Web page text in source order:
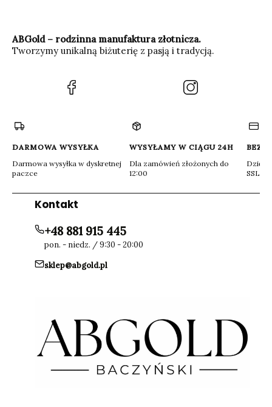
ABGold – rodzinna manufaktura złotnicza.
Tworzymy unikalną biżuterię z pasją i tradycją.
(Otwiera
się
DARMOWA WYSYŁKA
Darmowa wysyłka w dyskretnej
paczce
WYSYŁAMY W CIĄGU 24H
Dla zamówień złożonych do
12:00
Dzięki
SSL
Kontakt
+48 881 915 445
pon. - niedz. / 9:30 - 20:00
sklep@abgold.pl